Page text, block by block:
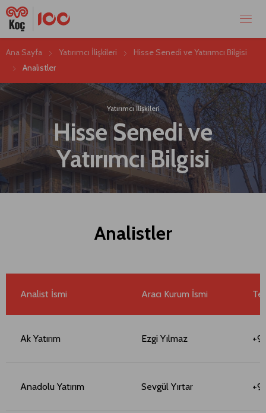
Ana Sayfa Yatırımcı İlişkileri
Hisse Senedi ve Yatırımcı Bilgisi
Analistler
Yatırımcı İlişkileri
Hisse Senedi ve
Yatırımcı Bilgisi
Analistler
Analist İsmi
Ak Yatırım
Anadolu Yatırım
Aracı Kurum İsmi
Ezgi Yılmaz
Sevgül Yırtar